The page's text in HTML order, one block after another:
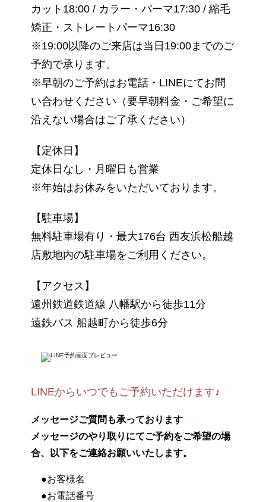
カット18:00 / カラー・パーマ17:30 / 縮毛
矯正・ストレートパーマ16:30
※19:00以降のご来店は当日19:00までのご
予約で承ります。
※早朝のご予約はお電話・LINEにてお問
い合わせください（要早朝料金・ご希望に
沿えない場合はご了承ください）
【定休日】
定休日なし・月曜日も営業
※年始はお休みをいただいております。
【駐車場】
無料駐車場有り・最大176台 西友浜松船越
店敷地内の駐車場をご利用ください。
【アクセス】
遠州鉄道鉄道線 八幡駅から徒歩11分
遠鉄バス 船越町から徒歩6分
LINEからいつでもご予約いただけます♪
メッセージご質問も承っております
メッセージのやり取りにてご予約をご希望の場
合、以下をご連絡お願いいたします。
●お客様名
●お電話番号